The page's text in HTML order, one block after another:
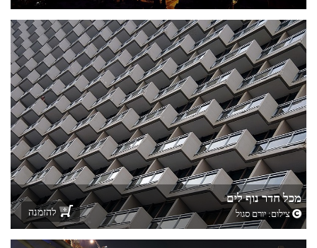
מכל חדר נוף לים
צילום:יורם סגול להזמנה